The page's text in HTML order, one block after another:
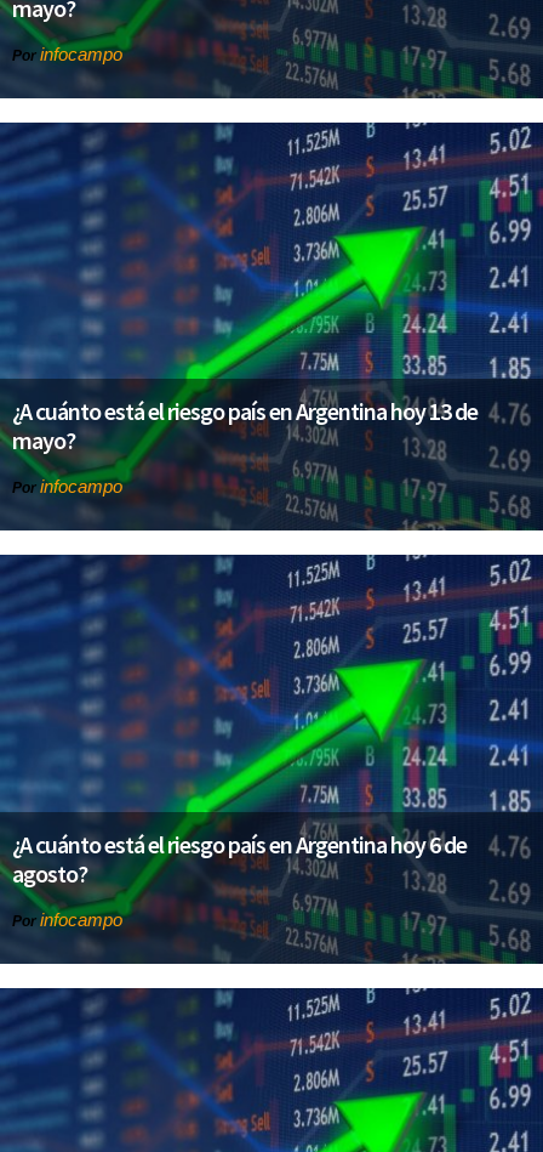
mayo?
Por infocampo
¿A cuánto está el riesgo país en Argentina hoy 13 de
mayo?
Por infocampo
¿A cuánto está el riesgo país en Argentina hoy 6 de
agosto?
Por infocampo